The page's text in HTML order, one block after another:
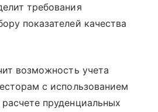
требования
показателей качества
возможность учета
с использованием
пруденциальных